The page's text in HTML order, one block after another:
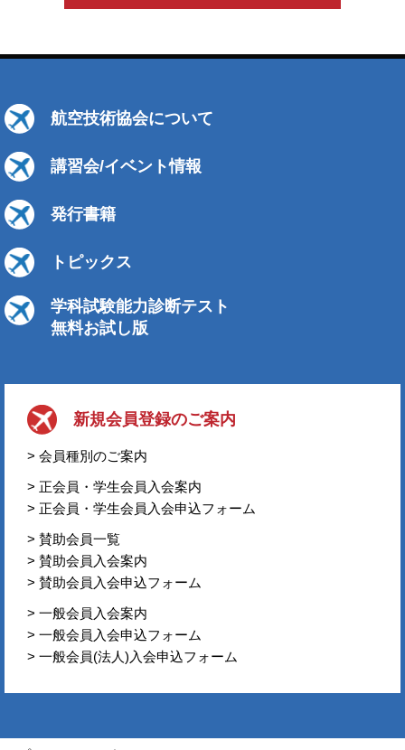
航空技術協会について
講習会/イベント情報
発行書籍
トピックス
学科試験能力診断テスト
無料お試し版
新規会員登録のご案内
> 会員種別のご案内
> 正会員・学生会員入会案内
> 正会員・学生会員入会申込フォーム
> 賛助会員一覧
> 賛助会員入会案内
> 賛助会員入会申込フォーム
> 一般会員入会案内
> 一般会員入会申込フォーム
> 一般会員(法人)入会申込フォーム